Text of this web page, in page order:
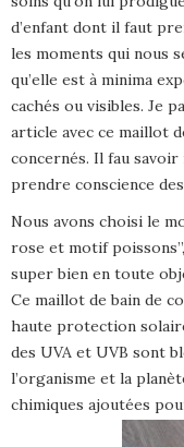
d’enfant dont il faut
les moments qui nous
qu’elle est à minima
cachés ou visibles. Je
article avec ce maillot
concernés. Il fau
prendre conscience
Nous avons choisi le
rose et motif
super bien en toute
Ce maillot de bain de
haute protection
des UVA et UVB sont
l’organisme et la
chimiques ajoutées